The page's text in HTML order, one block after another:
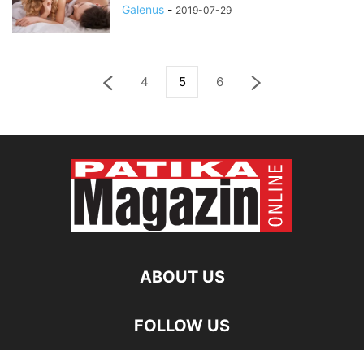
Galenus - 2019-07-29
4 5 6
ABOUT US
FOLLOW US